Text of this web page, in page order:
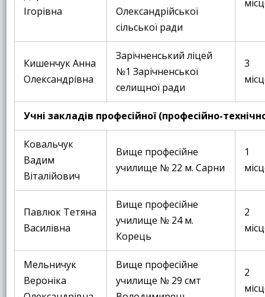
Ігорівна
Олександрійської
сільської ради
Кишенчук Анна
Олександрівна
Зарічненський ліцей
№1 Зарічненської
селищної ради
3
Учні закладів професійної (професійно-
Ковальчук
Вадим
Віталійович
Вище професійне
училище № 22 м. Сарни
1
Павлюк Тетяна
Василівна
Вище професійне
училище № 24 м.
Корець
2
Мельничук
Вероніка
Вище професійне
училище № 29 смт
2